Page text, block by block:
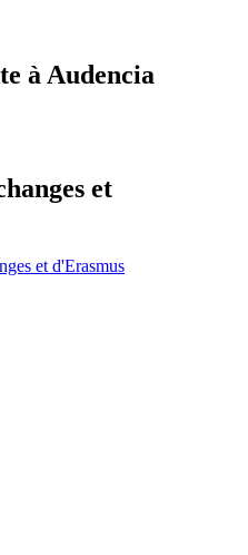
à Audencia
et
et d'Erasmus